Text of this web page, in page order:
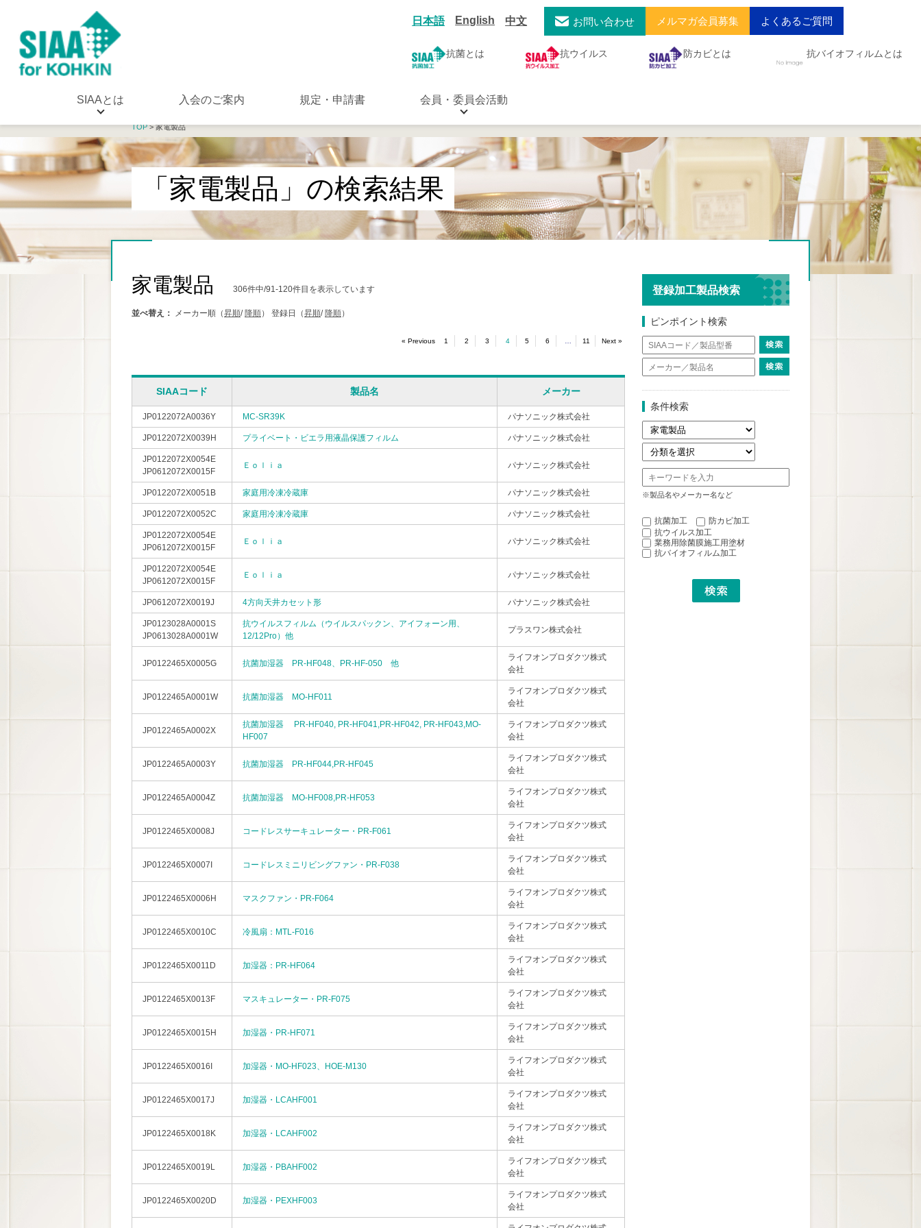
日本語 English 中文 お問い合わせ メルマガ会員募集 よくあるご質問
抗菌とは 抗ウイルス 防カビとは 抗バイオフィルムとは
SIAAとは 入会のご案内 規定・申請書 会員・委員会活動
TOP> 家電製品
「家電製品」の検索結果
家電製品 306件中/91-120件目を表示しています
並べ替え： メーカー順（昇順/ 降順） 登録日（昇順/ 降順）
« Previous 1 2 3 4 5 6 11 Next »
SIAAコード 製品名 メーカー
JP0122072A0036Y MC-SR39K パナソニック株式会社
JP0122072X0039H プライベート・ビエラ用液晶保護フィルム パナソニック株式会社
JP0122072X0054E
JP0612072X0015F
Ｅｏｌｉａ パナソニック株式会社
JP0122072X0051B 家庭用冷凍冷蔵庫 パナソニック株式会社
JP0122072X0052C 家庭用冷凍冷蔵庫 パナソニック株式会社
JP0122072X0054E
JP0612072X0015F
Ｅｏｌｉａ パナソニック株式会社
JP0122072X0054E
JP0612072X0015F
Ｅｏｌｉａ パナソニック株式会社
JP0612072X0019J 4方向天井カセット形 パナソニック株式会社
JP0123028A0001S
JP0613028A0001W
抗ウイルスフィルム（ウイルスパックン、アイフォーン用、
12/12Pro）他
プラスワン株式会社
JP0122465X0005G 抗菌加湿器 PR-HF048、PR-HF-050 他
ライフオンプロダクツ株式
会社
JP0122465A0001W 抗菌加湿器 MO-HF011
ライフオンプロダクツ株式
会社
JP0122465A0002X
抗菌加湿器 PR-HF040, PR-HF041,PR-HF042, PR-HF043,MO-
HF007
ライフオンプロダクツ株式
会社
JP0122465A0003Y 抗菌加湿器 PR-HF044,PR-HF045
ライフオンプロダクツ株式
会社
JP0122465A0004Z 抗菌加湿器 MO-HF008,PR-HF053
ライフオンプロダクツ株式
会社
JP0122465X0008J コードレスサーキュレーター・PR-F061
ライフオンプロダクツ株式
会社
JP0122465X0007I コードレスミニリビングファン・PR-F038
ライフオンプロダクツ株式
会社
JP0122465X0006H マスクファン・PR-F064
ライフオンプロダクツ株式
会社
JP0122465X0010C 冷風扇：MTL-F016
ライフオンプロダクツ株式
会社
JP0122465X0011D 加湿器：PR-HF064
ライフオンプロダクツ株式
会社
JP0122465X0013F マスキュレーター・PR-F075
ライフオンプロダクツ株式
会社
JP0122465X0015H 加湿器・PR-HF071
ライフオンプロダクツ株式
会社
JP0122465X0016I 加湿器・MO-HF023、HOE-M130
ライフオンプロダクツ株式
会社
JP0122465X0017J 加湿器・LCAHF001
ライフオンプロダクツ株式
会社
JP0122465X0018K 加湿器・LCAHF002
ライフオンプロダクツ株式
会社
JP0122465X0019L 加湿器・PBAHF002
ライフオンプロダクツ株式
会社
JP0122465X0020D 加湿器・PEXHF003
ライフオンプロダクツ株式
会社
登録加工製品検索
ピンポイント検索
条件検索
※製品名やメーカー名など
抗菌加工
防カビ加工
抗ウイルス加工
業務用除菌膜施工用塗材
抗バイオフィルム加工